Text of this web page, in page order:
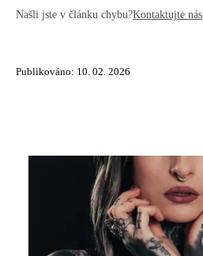
Našli jste v článku chybu?Kontaktujte nás
Publikováno: 10. 02. 2026